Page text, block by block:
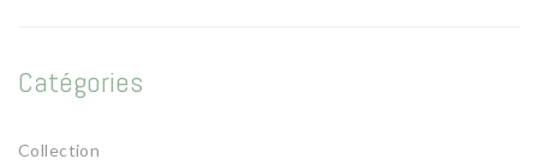
Catégories
Collection